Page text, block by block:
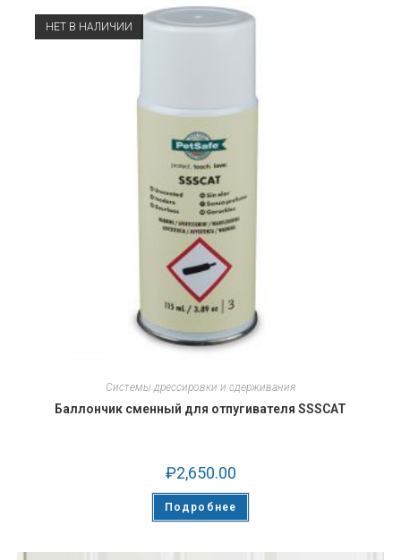
НЕТ В НАЛИЧИИ
Системы дрессировки и сдерживания
Баллончик сменный для отпугивателя SSSCAT
₽2,650.00
Подробнее